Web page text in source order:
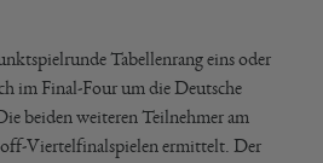
Tabellenrang eins oder
im Final-Four um die Deutsche
beiden weiteren Teilnehmer am
Viertelfinalspielen ermittelt. Der